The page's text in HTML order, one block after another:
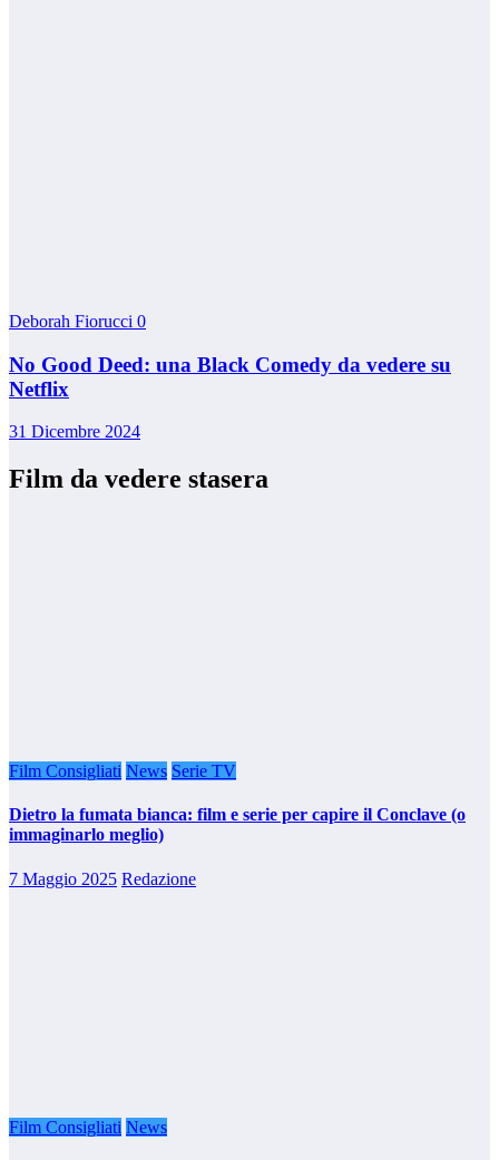
Deborah Fiorucci 0
No Good Deed: una Black Comedy da vedere su
Netflix
31 Dicembre 2024
Film da vedere stasera
Film Consigliati News Serie TV
Dietro la fumata bianca: film e serie per capire il Conclave (o
immaginarlo meglio)
7 Maggio 2025 Redazione
Film Consigliati News